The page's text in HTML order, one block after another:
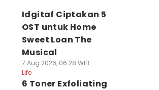
Idgitaf Ciptakan 5
OST untuk Home
Sweet Loan The
Musical
7 Aug 2026, 06:28 WIB
Life
6 Toner Exfoliating